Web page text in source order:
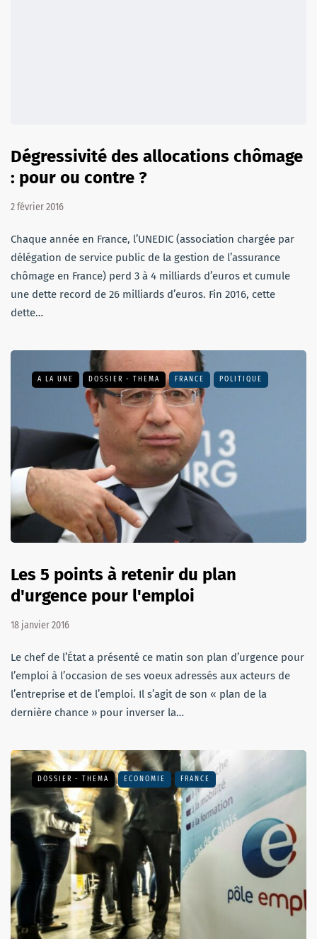
Dégressivité des allocations chômage
: pour ou contre ?
2 février 2016
Chaque année en France, l’UNEDIC (association chargée par
délégation de service public de la gestion de l’assurance
chômage en France) perd 3 à 4 milliards d’euros et cumule
une dette record de 26 milliards d’euros. Fin 2016, cette
dette…
A LA UNE DOSSIER - THEMA FRANCE POLITIQUE
Les 5 points à retenir du plan
d'urgence pour l'emploi
18 janvier 2016
Le chef de l’État a présenté ce matin son plan d’urgence pour
l’emploi à l’occasion de ses voeux adressés aux acteurs de
l’entreprise et de l’emploi. Il s’agit de son « plan de la
dernière chance » pour inverser la…
DOSSIER - THEMA ECONOMIE FRANCE